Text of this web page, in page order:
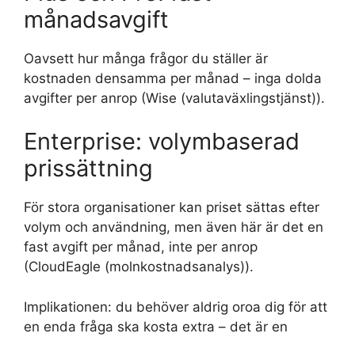
månadsavgift
Oavsett hur många frågor du ställer är
kostnaden densamma per månad – inga dolda
avgifter per anrop (Wise (valutaväxlingstjänst)).
Enterprise: volymbaserad
prissättning
För stora organisationer kan priset sättas efter
volym och användning, men även här är det en
fast avgift per månad, inte per anrop
(CloudEagle (molnkostnadsanalys)).
Implikationen: du behöver aldrig oroa dig för att
en enda fråga ska kosta extra – det är en